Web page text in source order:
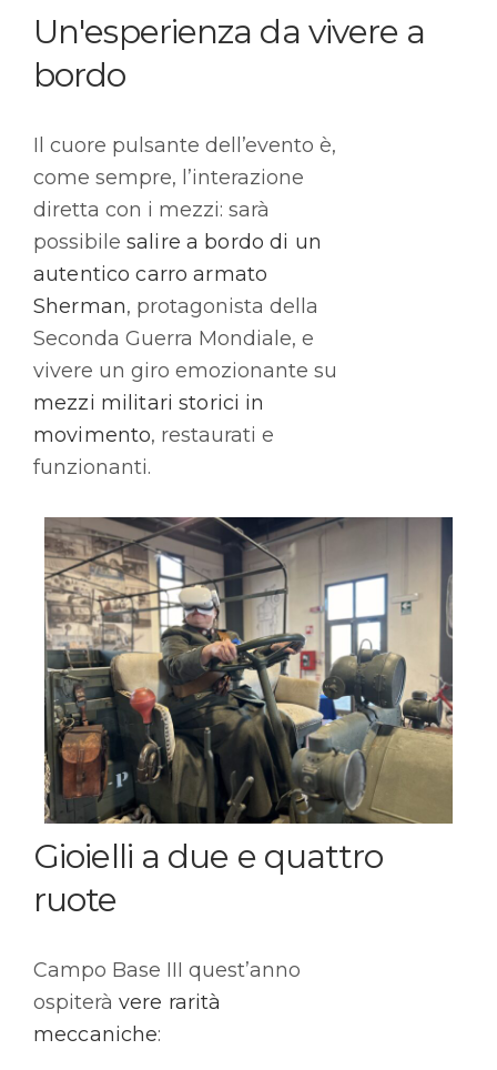
Un'esperienza da vivere a
bordo
Il cuore pulsante dell’evento è,
come sempre, l’interazione
diretta con i mezzi: sarà
possibile salire a bordo di un
autentico carro armato
Sherman, protagonista della
Seconda Guerra Mondiale, e
vivere un giro emozionante su
mezzi militari storici in
movimento, restaurati e
funzionanti.
Gioielli a due e quattro
ruote
Campo Base III quest’anno
ospiterà vere rarità
meccaniche: